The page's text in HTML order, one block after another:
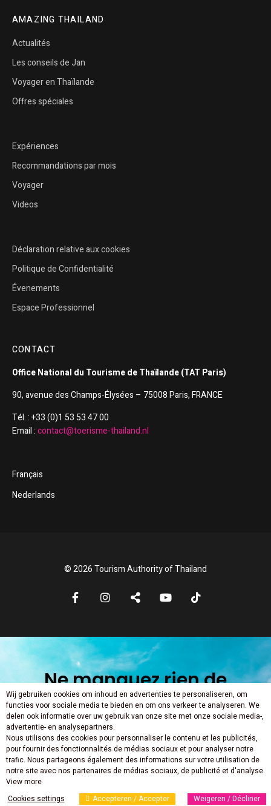
AMAZING THAILAND
Actualités
Les conseils de Jan
Voyager en Thaïlande
Offres spéciales
Expériences
Recommandations par mois
Voyager
Videos
Déclaration relative aux cookies
Politique de Confidentialité
Évenements
Espace Professionnel
CONTACT
Office National du Tourisme de Thaïlande (TAT Paris)
90, avenue des Champs-Élysées – 75008 Paris, FRANCE
Tél. : +33 (0)1 53 53 47 00
Email :contact@toerisme-thailand.nl
Français
Nederlands
© 2026 Tourism Authority of Thailand
Ne manquez rien de
nouveau
Wij gebruiken cookies om inhoud en advertenties te personaliseren, om
functies voor sociale media te bieden en om ons verkeer te analyseren. We
delen ook informatie over uw gebruik van onze site met onze sociale media-,
advertentie- en analysepartners.
Nous utilisons des cookies pour personnaliser le contenu et les publicités,
pour fournir des fonctionnalités de médias sociaux et pour analyser notre
trafic. Nous partageons également des informations sur votre utilisation de
notre site avec nos partenaires de médias sociaux, de publicité et d'analyse.
View more
Cookies settings
Accepteren / Accepter Weigeren / Décliner